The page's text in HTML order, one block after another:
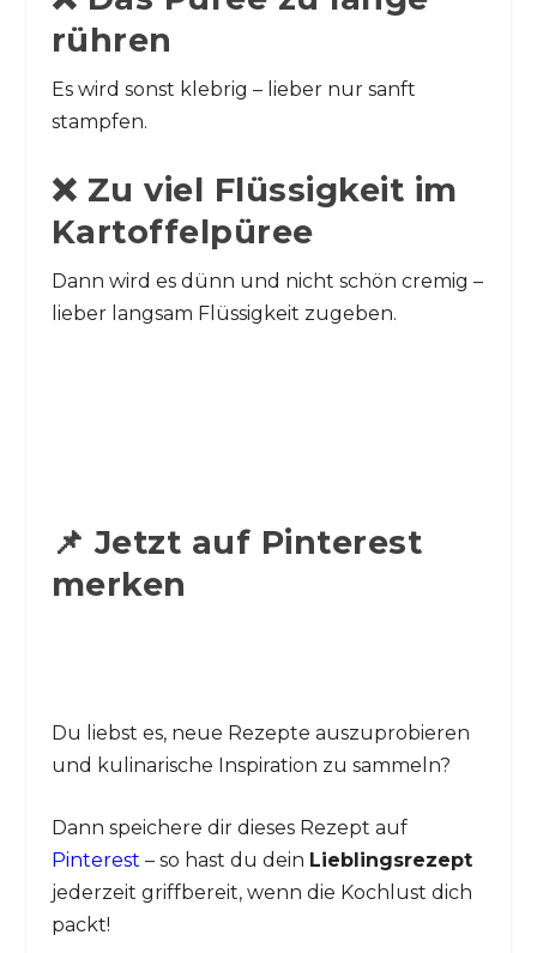
rühren
Es wird sonst klebrig – lieber nur sanft
stampfen.
❌ Zu viel Flüssigkeit im
Kartoffelpüree
Dann wird es dünn und nicht schön cremig –
lieber langsam Flüssigkeit zugeben.
📌 Jetzt auf Pinterest
merken
Du liebst es, neue Rezepte auszuprobieren
und kulinarische Inspiration zu sammeln?
Dann speichere dir dieses Rezept auf
Pinterest – so hast du dein Lieblingsrezept
jederzeit griffbereit, wenn die Kochlust dich
packt!